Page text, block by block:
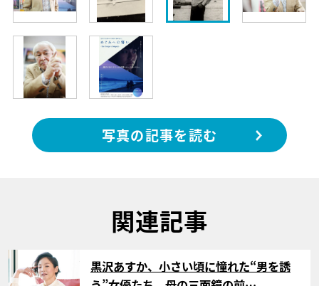
写真の記事を読む
関連記事
黒沢あすか、小さい頃に憧れた“男を誘